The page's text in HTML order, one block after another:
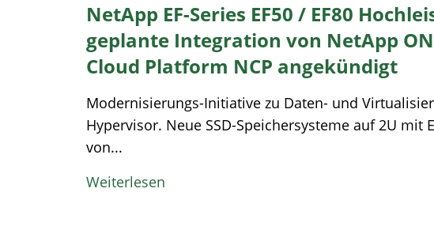
NetApp EF-Series EF50 / EF80
geplante Integration von NetApp
Cloud Platform NCP angekündigt
Modernisierungs-Initiative zu Daten- und
Hypervisor. Neue SSD-Speichersysteme auf 2U mit
von...
Weiterlesen